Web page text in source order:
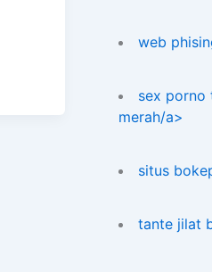
web
sex porno
merah/a>
situs
tante jilat